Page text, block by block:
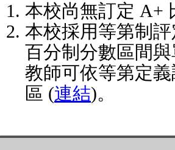
本校尚無訂定 A+
本校採用等第制
百分制分數區間
教師可依等第定
區 (連結)。